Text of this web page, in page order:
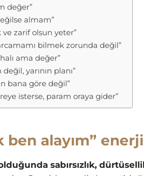
değer”
almam”
ve zarif olsun yeter”
bilmek zorunda değil”
ama değer”
yarının planı”
bana göre değil”
isterse, param oraya gider”
ben alayım”
sabırsızlık,